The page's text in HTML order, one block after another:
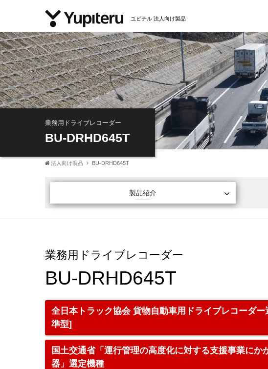
ユピテル 法人向け製品
業務用ドライブレコーダー
BU-DRHD645T
法人向け製品 BU-DRHD645T
製品紹介
業務用ドライブレコーダー
BU-DRHD645T
全日本トラック協会 貨物自動車用ドライブレコーダー
準型]
国土交通省「運行管理の高度化に対する支援事業にか
器」選定機種